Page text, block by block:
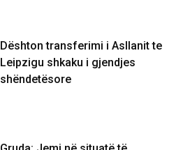
Dështon transferimi i Asllanit te
Leipzigu shkaku i gjendjes
shëndetësore